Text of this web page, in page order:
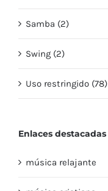
Samba (2)
Swing (2)
Uso restringido (78)
Enlaces destacadas
música relajante